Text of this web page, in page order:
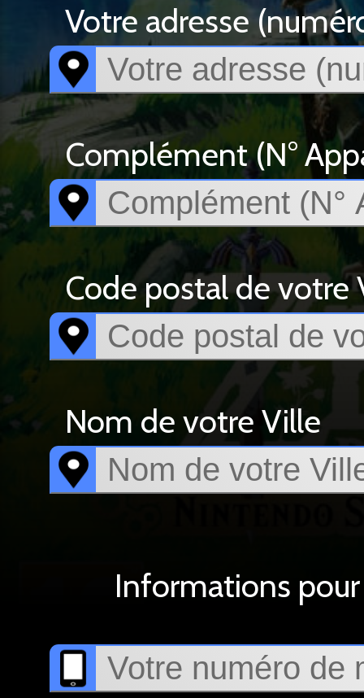
Votre adresse
Complément (N°
Code postal de votre
Nom de votre Ville
Informations